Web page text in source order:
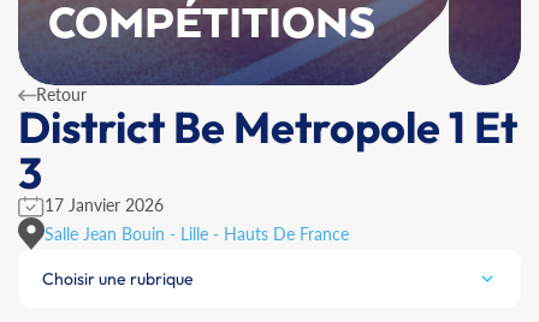
COMPÉTITIONS
Retour
District Be Metropole 1 Et
3
17 Janvier 2026
Salle Jean Bouin - Lille - Hauts De France
Choisir une rubrique